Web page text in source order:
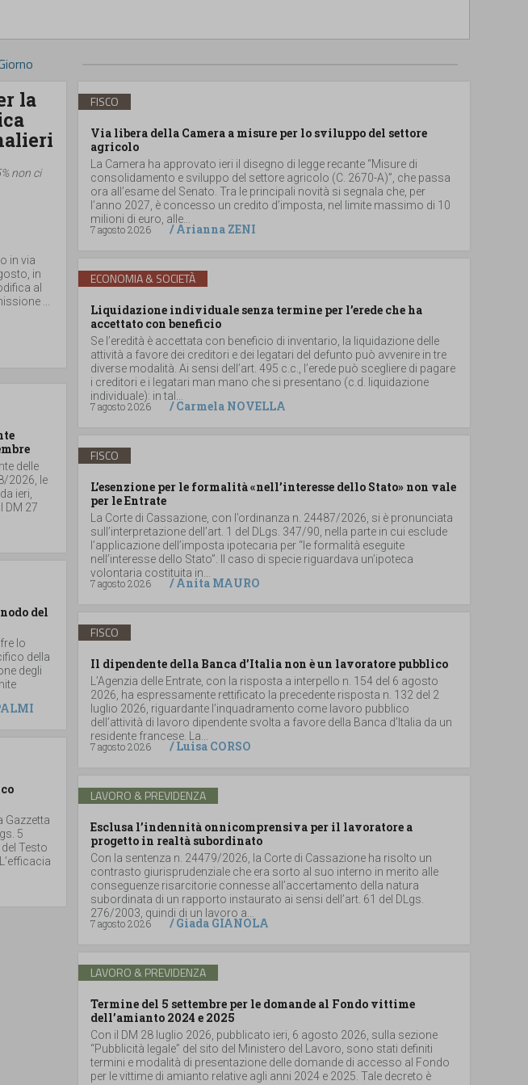
la
non ci
in via
in
al
...
delle
2026, le
ieri,
DM 27
del
lo
della
degli
Gazzetta
5
Testo
FISCO
Via libera della Camera a misure per lo sviluppo del settore
agricolo
La Camera ha approvato ieri il disegno di legge recante “Misure di
consolidamento e sviluppo del settore agricolo (C. 2670-A)”, che passa
ora all’esame del Senato. Tra le principali novità si segnala che, per
l’anno 2027, è concesso un credito d’imposta, nel limite massimo di 10
milioni di euro, alle...
7 agosto 2026
/Arianna ZENI
ECONOMIA & SOCIETÀ
Liquidazione individuale senza termine per l’erede che ha
accettato con beneficio
Se l’eredità è accettata con beneficio di inventario, la liquidazione delle
attività a favore dei creditori e dei legatari del defunto può avvenire in tre
diverse modalità. Ai sensi dell’art. 495 c.c., l’erede può scegliere di pagare
i creditori e i legatari man mano che si presentano (c.d. liquidazione
individuale): in tal...
7 agosto 2026
/Carmela NOVELLA
FISCO
L’esenzione per le formalità «nell’interesse dello Stato» non vale
per le Entrate
La Corte di Cassazione, con l’ordinanza n. 24487/2026, si è pronunciata
sull’interpretazione dell’art. 1 del DLgs. 347/90, nella parte in cui esclude
l’applicazione dell’imposta ipotecaria per “le formalità eseguite
nell’interesse dello Stato”. Il caso di specie riguardava un’ipoteca
volontaria costituita in...
7 agosto 2026
/Anita MAURO
FISCO
Il dipendente della Banca d’Italia non è un lavoratore pubblico
L’Agenzia delle Entrate, con la risposta a interpello n. 154 del 6 agosto
2026, ha espressamente rettificato la precedente risposta n. 132 del 2
luglio 2026, riguardante l’inquadramento come lavoro pubblico
dell’attività di lavoro dipendente svolta a favore della Banca d’Italia da un
residente francese. La...
7 agosto 2026
/Luisa CORSO
LAVORO & PREVIDENZA
Esclusa l’indennità onnicomprensiva per il lavoratore a
progetto in realtà subordinato
Con la sentenza n. 24479/2026, la Corte di Cassazione ha risolto un
contrasto giurisprudenziale che era sorto al suo interno in merito alle
conseguenze risarcitorie connesse all’accertamento della natura
subordinata di un rapporto instaurato ai sensi dell’art. 61 del DLgs.
276/2003, quindi di un lavoro a...
7 agosto 2026
/Giada GIANOLA
LAVORO & PREVIDENZA
Termine del 5 settembre per le domande al Fondo vittime
dell’amianto 2024 e 2025
Con il DM 28 luglio 2026, pubblicato ieri, 6 agosto 2026, sulla sezione
“Pubblicità legale” del sito del Ministero del Lavoro, sono stati definiti
termini e modalità di presentazione delle domande di accesso al Fondo
per le vittime di amianto relative agli anni 2024 e 2025. Tale decreto è